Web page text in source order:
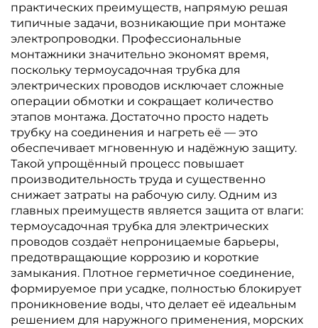
практических преимуществ, напрямую решая
типичные задачи, возникающие при монтаже
электропроводки. Профессиональные
монтажники значительно экономят время,
поскольку термоусадочная трубка для
электрических проводов исключает сложные
операции обмотки и сокращает количество
этапов монтажа. Достаточно просто надеть
трубку на соединения и нагреть её — это
обеспечивает мгновенную и надёжную защиту.
Такой упрощённый процесс повышает
производительность труда и существенно
снижает затраты на рабочую силу. Одним из
главных преимуществ является защита от влаги:
термоусадочная трубка для электрических
проводов создаёт непроницаемые барьеры,
предотвращающие коррозию и короткие
замыкания. Плотное герметичное соединение,
формируемое при усадке, полностью блокирует
проникновение воды, что делает её идеальным
решением для наружного применения, морских